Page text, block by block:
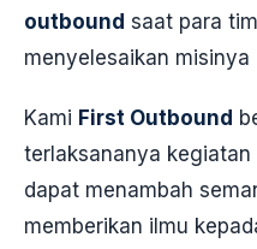
outbound saat para
menyelesaikan
Kami First Outbound
terlaksananya kegiatan
dapat menambah
memberikan ilmu